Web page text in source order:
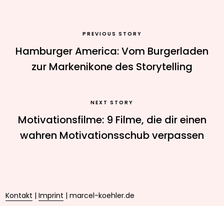
PREVIOUS STORY
Hamburger America: Vom Burgerladen
zur Markenikone des Storytelling
NEXT STORY
Motivationsfilme: 9 Filme, die dir einen
wahren Motivationsschub verpassen
Kontakt |Imprint | marcel-koehler.de